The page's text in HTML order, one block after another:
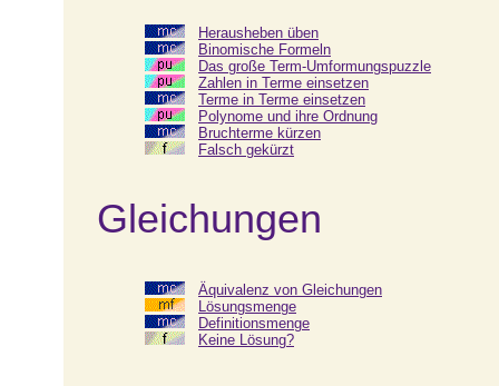
Herausheben üben
Binomische Formeln
Das große Term-Umformungspuzzle
Zahlen in Terme einsetzen
Terme in Terme einsetzen
Polynome und ihre Ordnung
Bruchterme kürzen
Falsch gekürzt
Gleichungen
Äquivalenz von Gleichungen
Lösungsmenge
Definitionsmenge
Keine Lösung?